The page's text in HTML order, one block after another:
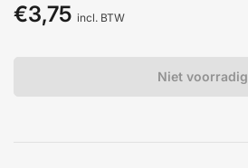
Normale
€3,75 incl. BTW
Niet voorradig